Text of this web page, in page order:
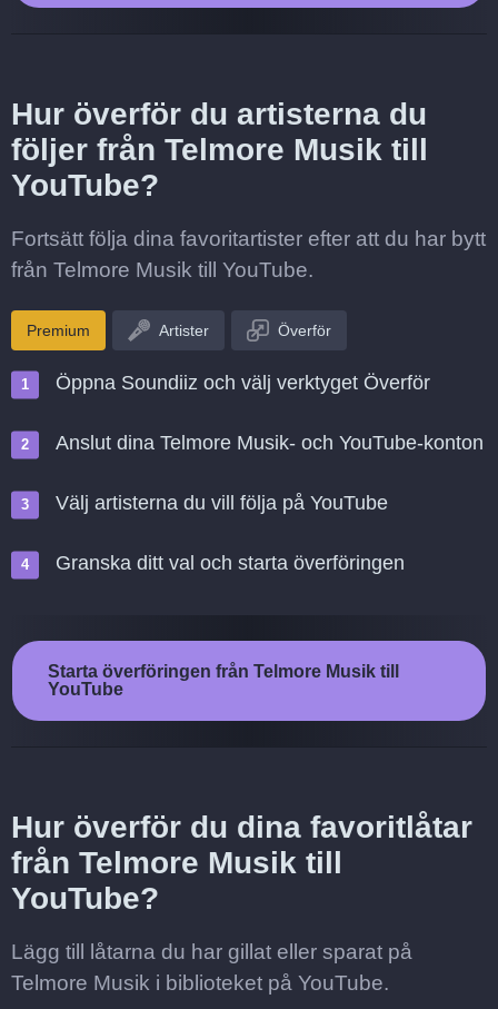
Hur överför du artisterna du
följer från Telmore Musik till
YouTube?
Fortsätt följa dina favoritartister efter att du har bytt
från Telmore Musik till YouTube.
Premium Artister Överför
Öppna Soundiiz och välj verktyget Överför
Anslut dina Telmore Musik- och YouTube-konton
Välj artisterna du vill följa på YouTube
Granska ditt val och starta överföringen
Starta överföringen från Telmore Musik till
YouTube
Hur överför du dina favoritlåtar
från Telmore Musik till
YouTube?
Lägg till låtarna du har gillat eller sparat på
Telmore Musik i biblioteket på YouTube.